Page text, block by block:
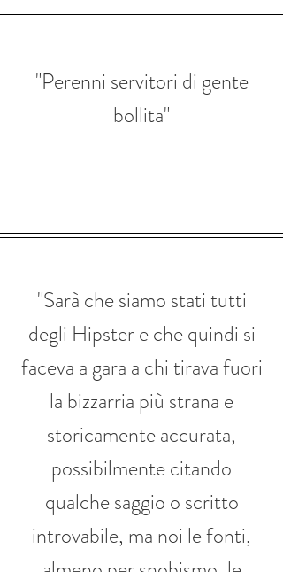
"Perenni servitori di gente
bollita"
"Sarà che siamo stati tutti
degli Hipster e che quindi si
faceva a gara a chi tirava fuori
la bizzarria più strana e
storicamente accurata,
possibilmente citando
qualche saggio o scritto
introvabile, ma noi le fonti,